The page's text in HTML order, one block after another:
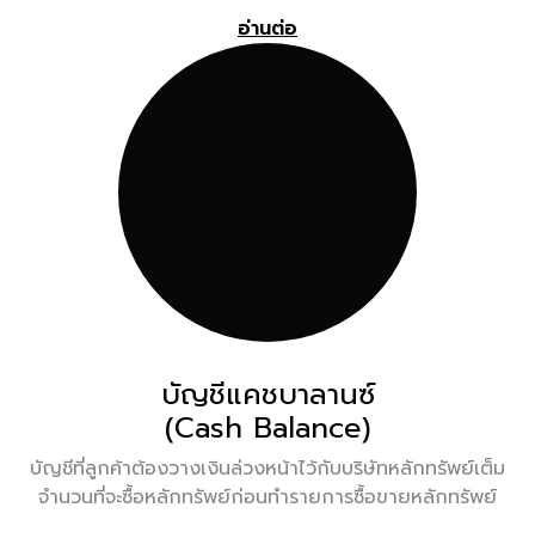
อ่านต่อ
บัญชีแคชบาลานซ์
(Cash Balance)
บัญชีที่ลูกค้าต้องวางเงินล่วงหน้าไว้กับบริษัทหลักทรัพย์เต็ม
จำนวนที่จะซื้อหลักทรัพย์ก่อนทำรายการซื้อขายหลักทรัพย์